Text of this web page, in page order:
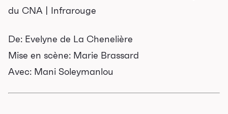
Promotions
Cartes-cadeaux
Abonnements 26-27
du CNA | Infrarouge
De: Evelyne de La Chenelière
Mise en scène: Marie Brassard
Avec: Mani Soleymanlou